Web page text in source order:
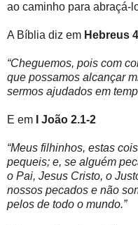
ao caminho para abraçá-
A Bíblia diz em Hebreus
“Cheguemos, pois com
que possamos alcançar
sermos ajudados em
E em I João 2.1-2
“Meus filhinhos, estas
pequeis; e, se alguém
o Pai, Jesus Cristo, o
nossos pecados e não
pelos de todo o mundo.”